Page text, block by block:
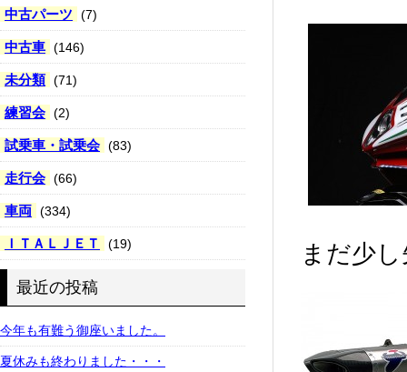
中古パーツ (7)
中古車 (146)
未分類 (71)
練習会 (2)
試乗車・試乗会 (83)
走行会 (66)
車両 (334)
ＩＴＡＬＪＥＴ (19)
最近の投稿
今年も有難う御座いました。
夏休みも終わりました・・・
まだ少